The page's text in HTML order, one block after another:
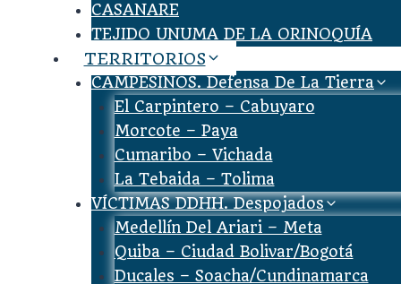
CASANARE
TEJIDO UNUMA DE LA ORINOQUÍA
TERRITORIOS
CAMPESINOS. Defensa De La Tierra
El Carpintero – Cabuyaro
Morcote – Paya
Cumaribo – Vichada
La Tebaida – Tolima
VÍCTIMAS DDHH. Despojados
Medellín Del Ariari – Meta
Quiba – Ciudad Bolivar/Bogotá
Ducales – Soacha/Cundinamarca